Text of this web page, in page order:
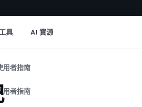
具 AI 資源
用者指南
用者指南